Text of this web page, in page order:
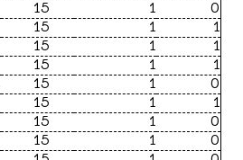
15 1
0
15 1
1
15 1
1
15 1
1
15 1
0
15 1
1
15 1
0
15 1
0